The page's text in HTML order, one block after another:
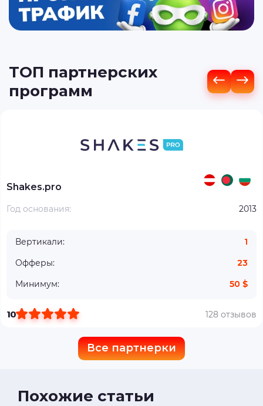
ТОП партнерских
программ
Shakes.pro
Год основания: 2013
Вертикали:
1
Офферы:
23
Минимум:
50 $
10 128 отзывов
Все партнерки
Похожие статьи